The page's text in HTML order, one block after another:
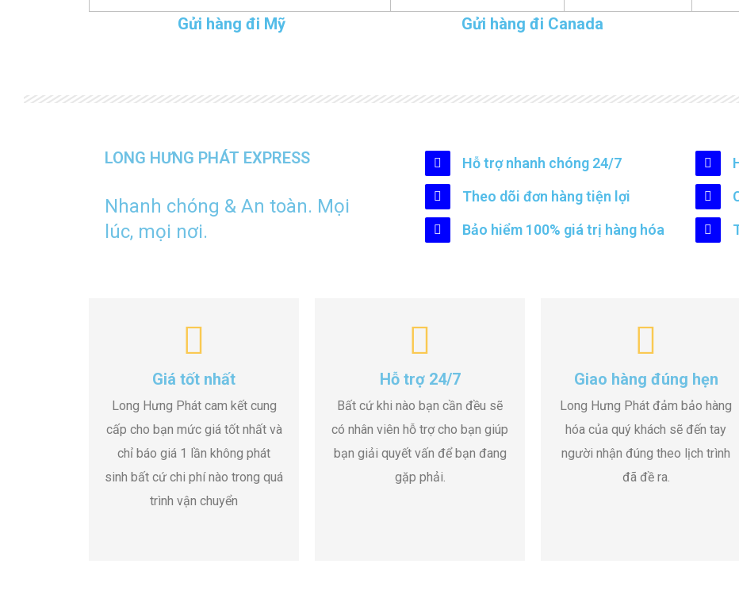
Gửi hàng đi Mỹ Gửi hàng đi Canada
LONG HƯNG PHÁT EXPRESS
Nhanh chóng & An toàn. Mọi
lúc, mọi nơi.
Hỗ trợ nhanh chóng 24/7
Theo dõi đơn hàng tiện lợi
Bảo hiểm 100% giá trị hàng hóa
Giá tốt nhất
Long Hưng Phát cam kết cung
cấp cho bạn mức giá tốt nhất và
chỉ báo giá 1 lần không phát
sinh bất cứ chi phí nào trong quá
trình vận chuyển
Hỗ trợ 24/7
Bất cứ khi nào bạn cần đều sẽ
có nhân viên hỗ trợ cho bạn giúp
bạn giải quyết vấn để bạn đang
gặp phải.
Giao hàng đúng hẹn
Long Hưng Phát đảm bảo hàng
hóa của quý khách sẽ đến tay
người nhận đúng theo lịch trình
đã đề ra.